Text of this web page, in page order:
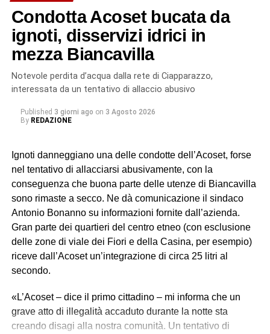
Condotta Acoset bucata da
ignoti, disservizi idrici in
mezza Biancavilla
Notevole perdita d’acqua dalla rete di Ciapparazzo,
interessata da un tentativo di allaccio abusivo
Published 3 giorni ago on 3 Agosto 2026
By REDAZIONE
Ignoti danneggiano una delle condotte dell’Acoset, forse
nel tentativo di allacciarsi abusivamente, con la
conseguenza che buona parte delle utenze di Biancavilla
sono rimaste a secco. Ne dà comunicazione il sindaco
Antonio Bonanno su informazioni fornite dall’azienda.
Gran parte dei quartieri del centro etneo (con esclusione
delle zone di viale dei Fiori e della Casina, per esempio)
riceve dall’Acoset un’integrazione di circa 25 litri al
secondo.
«L’Acoset – dice il primo cittadino – mi informa che un
grave atto di illegalità accaduto durante la notte sta
creando disagi alla nostra comunità. Un tentativo di